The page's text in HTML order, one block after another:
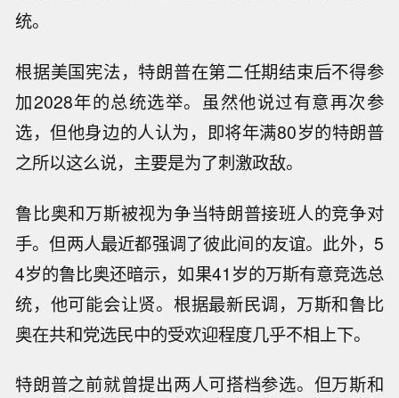
统。
根据美国宪法，特朗普在第二任期结束后不得参
加2028年的总统选举。虽然他说过有意再次参
选，但他身边的人认为，即将年满80岁的特朗普
之所以这么说，主要是为了刺激政敌。
鲁比奥和万斯被视为争当特朗普接班人的竞争对
手。但两人最近都强调了彼此间的友谊。此外，5
4岁的鲁比奥还暗示，如果41岁的万斯有意竞选总
统，他可能会让贤。根据最新民调，万斯和鲁比
奥在共和党选民中的受欢迎程度几乎不相上下。
特朗普之前就曾提出两人可搭档参选。但万斯和